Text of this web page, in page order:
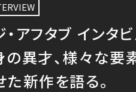
BLUE NOTE
アフタブ インタ
の異才、様々な要
新作を語る。
FANS】世紀の
・アームストロン
にて収録されたラ
を行うコーシャ
ペ』をおさらいし